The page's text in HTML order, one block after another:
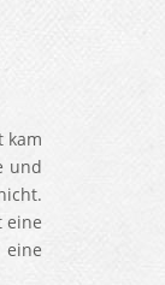
kam
und
eine